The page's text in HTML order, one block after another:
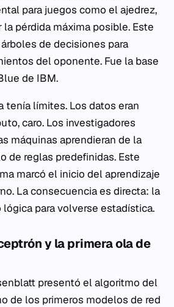
para juegos como el ajedrez,
pérdida máxima posible. Este
de decisiones para
del oponente. Fue la base
de IBM.
tenía límites. Los datos eran
caro. Los investigadores
máquinas aprendieran de la
de reglas predefinidas. Este
marcó el inicio del aprendizaje
La consecuencia es directa: la
para volverse estadística.
y la primera ola de
presentó el algoritmo del
de los primeros modelos de red